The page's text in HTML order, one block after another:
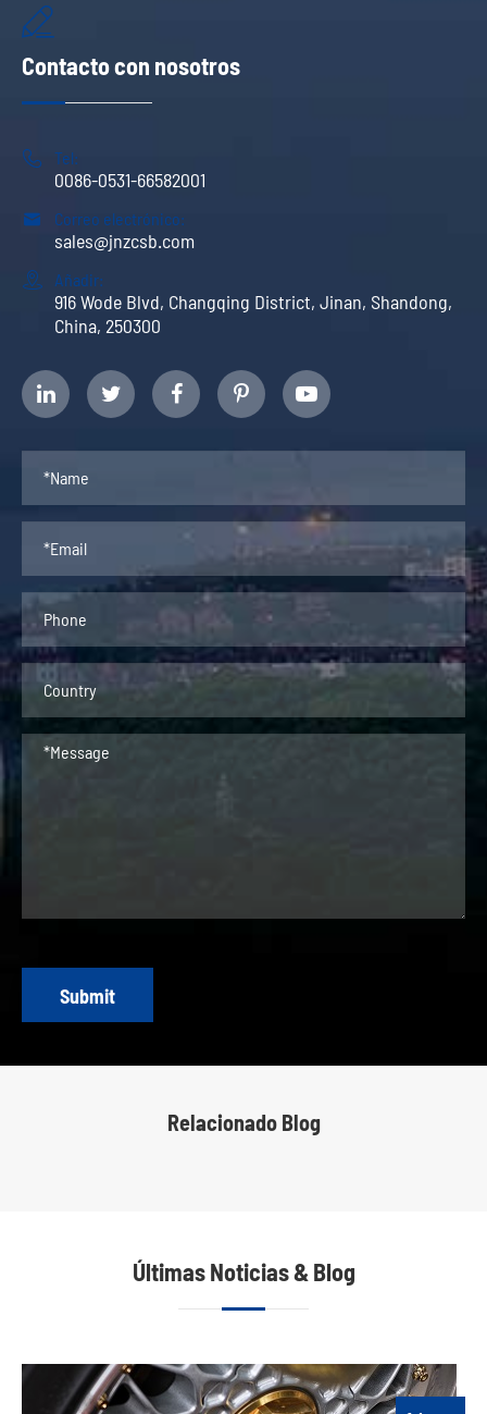

Contacto con nosotros
 Tel:
0086-0531-66582001
 Correo electrónico:
sales@jnzcsb.com
 Añadir:
916 Wode Blvd, Changqing District, Jinan, Shandong,
China, 250300
Submit
Relacionado Blog
Últimas Noticias & Blog